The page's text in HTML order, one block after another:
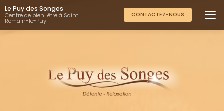
Aller
au
contenu
principal
Le Puy des Songes
Centre de bien-être à Saint-
Romain-le-Puy
CONTACTEZ-NOUS